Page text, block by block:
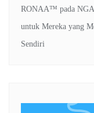
RONAA™ pada
untuk Mereka yang
Sendiri